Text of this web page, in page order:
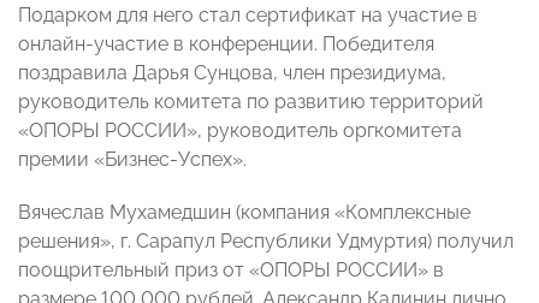
Подарком для него стал сертификат на участие в
онлайн-участие в конференции. Победителя
поздравила Дарья Сунцова, член президиума,
руководитель комитета по развитию территорий
«ОПОРЫ РОССИИ», руководитель оргкомитета
премии «Бизнес-Успех».
Вячеслав Мухамедшин (компания «Комплексные
решения», г. Сарапул Республики Удмуртия) получил
поощрительный приз от «ОПОРЫ РОССИИ» в